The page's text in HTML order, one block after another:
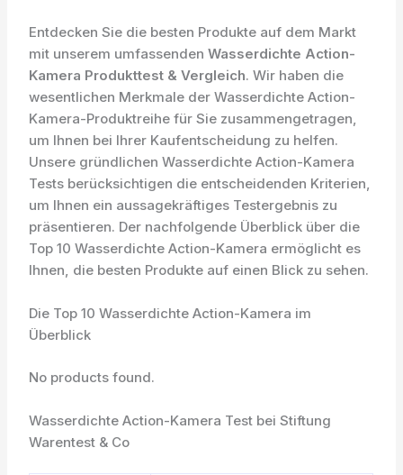
Entdecken Sie die besten Produkte auf dem Markt
mit unserem umfassendenWasserdichte Action-
Kamera Produkttest & Vergleich. Wir haben die
wesentlichen Merkmale der Wasserdichte Action-
Kamera-Produktreihe für Sie zusammengetragen,
um Ihnen bei Ihrer Kaufentscheidung zu helfen.
Unsere gründlichen Wasserdichte Action-Kamera
Tests berücksichtigen die entscheidenden Kriterien,
um Ihnen ein aussagekräftiges Testergebnis zu
präsentieren. Der nachfolgende Überblick über die
Top 10 Wasserdichte Action-Kamera ermöglicht es
Ihnen, die besten Produkte auf einen Blick zu sehen.
Die Top 10 Wasserdichte Action-Kamera im
Überblick
No products found.
Wasserdichte Action-Kamera Test bei Stiftung
Warentest & Co